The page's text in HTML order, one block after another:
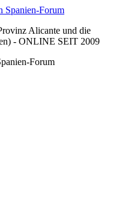
Alicante und die
- ONLINE SEIT 2009
Forum